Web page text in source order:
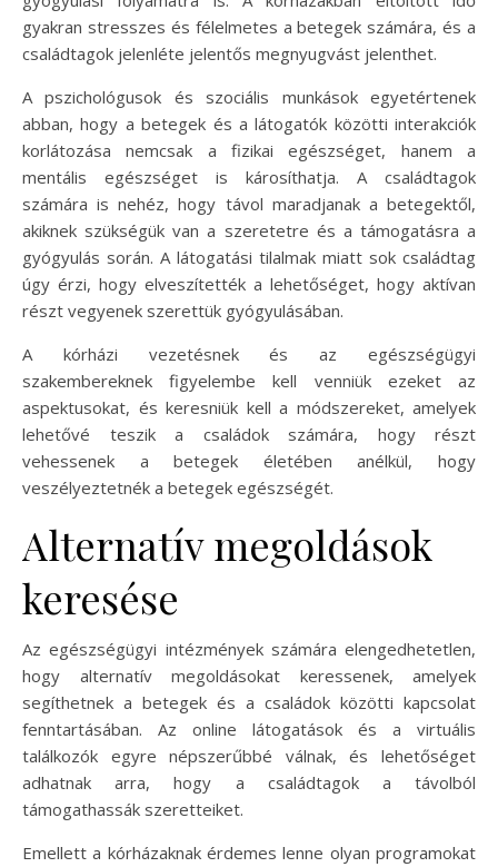
gyakran stresszes és félelmetes a betegek számára, és a
családtagok jelenléte jelentős megnyugvást jelenthet.
A pszichológusok és szociális munkások egyetértenek
abban, hogy a betegek és a látogatók közötti interakciók
korlátozása nemcsak a fizikai egészséget, hanem a
mentális egészséget is károsíthatja. A családtagok
számára is nehéz, hogy távol maradjanak a betegektől,
akiknek szükségük van a szeretetre és a támogatásra a
gyógyulás során. A látogatási tilalmak miatt sok családtag
úgy érzi, hogy elveszítették a lehetőséget, hogy aktívan
részt vegyenek szerettük gyógyulásában.
A kórházi vezetésnek és az egészségügyi
szakembereknek figyelembe kell venniük ezeket az
aspektusokat, és keresniük kell a módszereket, amelyek
lehetővé teszik a családok számára, hogy részt
vehessenek a betegek életében anélkül, hogy
veszélyeztetnék a betegek egészségét.
Alternatív megoldások
keresése
Az egészségügyi intézmények számára elengedhetetlen,
hogy alternatív megoldásokat keressenek, amelyek
segíthetnek a betegek és a családok közötti kapcsolat
fenntartásában. Az online látogatások és a virtuális
találkozók egyre népszerűbbé válnak, és lehetőséget
adhatnak arra, hogy a családtagok a távolból
támogathassák szeretteiket.
Emellett a kórházaknak érdemes lenne olyan programokat